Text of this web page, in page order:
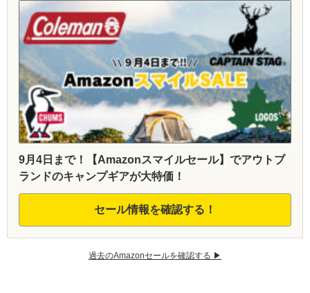
9月4日まで！【Amazonスマイルセール】でアウトブ
ランドのキャンプギアが大特価！
セール情報を確認する！
過去のAmazonセールを確認する ▶︎